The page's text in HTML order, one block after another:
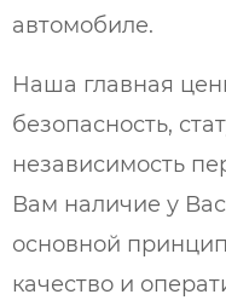
автомобиле.
Наша главная
безопасность,
независимость
Вам наличие у
основной
качество и